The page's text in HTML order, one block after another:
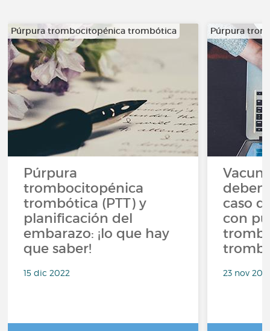
Púrpura trombocitopénica trombótica
Púrpura
trombocitopénica
trombótica (PTT) y
planificación del
embarazo: ¡lo que hay
que saber!
15 dic 2022
Púrpura
deben
caso
con
23 nov